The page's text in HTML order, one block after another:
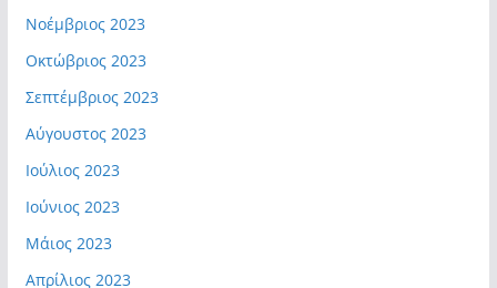
Νοέμβριος 2023
Οκτώβριος 2023
Σεπτέμβριος 2023
Αύγουστος 2023
Ιούλιος 2023
Ιούνιος 2023
Μάιος 2023
Απρίλιος 2023